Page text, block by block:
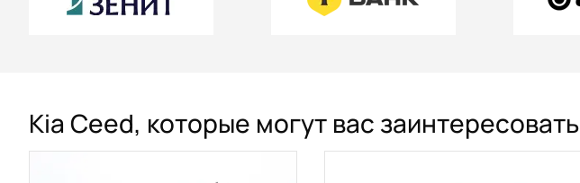
Kia Ceed, которые могут вас заинтересовать